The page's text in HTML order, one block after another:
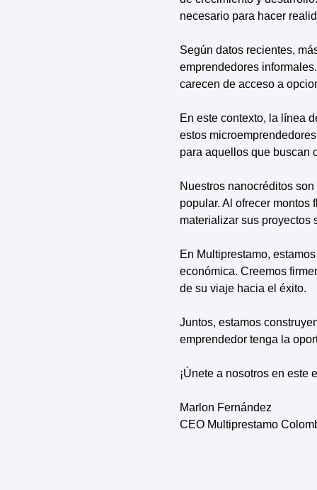
necesario para hacer
Según datos recientes,
emprendedores
carecen de acceso a
En este contexto, la línea
estos
para aquellos que buscan
Nuestros nanocréditos
popular. Al ofrecer
materializar sus proyectos
En Multiprestamo,
económica. Creemos
de su viaje hacia el éxito.
Juntos, estamos
emprendedor tenga la
¡Únete a nosotros en
Marlon Fernández
CEO Multiprestamo